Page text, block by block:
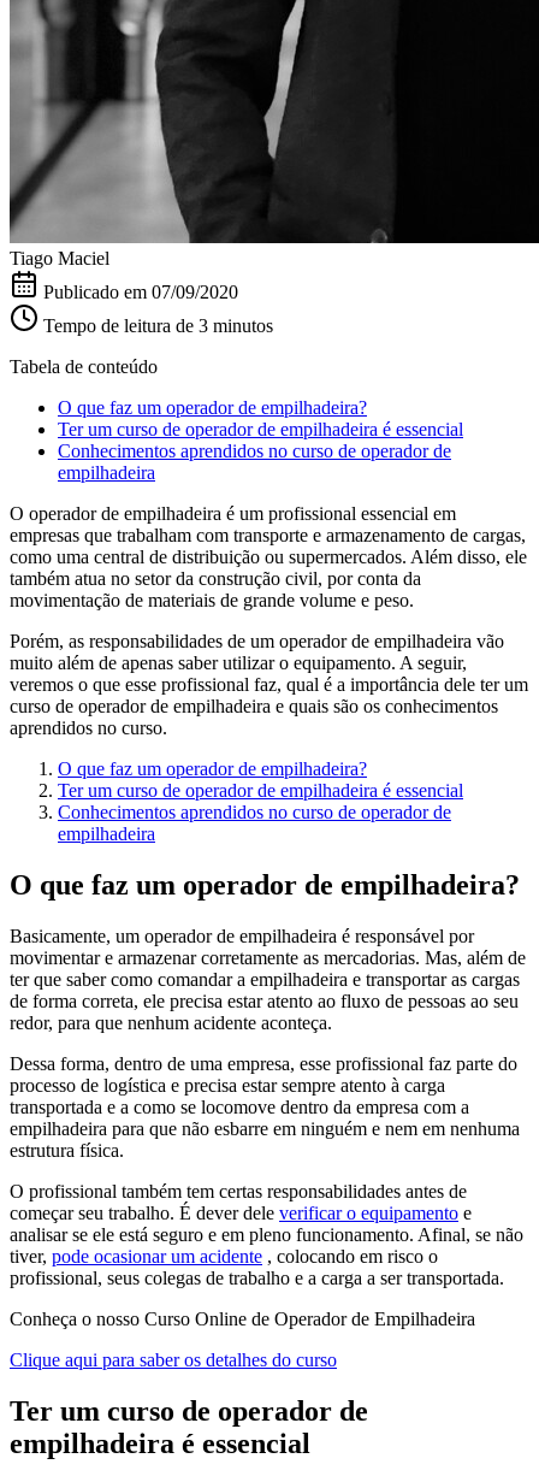
Tiago Maciel
Publicado em 07/09/2020
Tempo de leitura de 3 minutos
Tabela de conteúdo
O que faz um operador de empilhadeira?
Ter um curso de operador de empilhadeira é essencial
Conhecimentos aprendidos no curso de operador de
empilhadeira
O operador de empilhadeira é um profissional essencial em
empresas que trabalham com transporte e armazenamento de cargas,
como uma central de distribuição ou supermercados. Além disso, ele
também atua no setor da construção civil, por conta da
movimentação de materiais de grande volume e peso.
Porém, as responsabilidades de um operador de empilhadeira vão
muito além de apenas saber utilizar o equipamento. A seguir,
veremos o que esse profissional faz, qual é a importância dele ter um
curso de operador de empilhadeira e quais são os conhecimentos
aprendidos no curso.
O que faz um operador de empilhadeira?
Ter um curso de operador de empilhadeira é essencial
Conhecimentos aprendidos no curso de operador de
empilhadeira
O que faz um operador de empilhadeira?
Basicamente, um operador de empilhadeira é responsável por
movimentar e armazenar corretamente as mercadorias. Mas, além de
ter que saber como comandar a empilhadeira e transportar as cargas
de forma correta, ele precisa estar atento ao fluxo de pessoas ao seu
redor, para que nenhum acidente aconteça.
Dessa forma, dentro de uma empresa, esse profissional faz parte do
processo de logística e precisa estar sempre atento à carga
transportada e a como se locomove dentro da empresa com a
empilhadeira para que não esbarre em ninguém e nem em nenhuma
estrutura física.
O profissional também tem certas responsabilidades antes de
começar seu trabalho. É dever dele verificar o equipamento e
analisar se ele está seguro e em pleno funcionamento. Afinal, se não
tiver, pode ocasionar um acidente , colocando em risco o
profissional, seus colegas de trabalho e a carga a ser transportada.
Conheça o nosso Curso Online de Operador de Empilhadeira
Clique aqui para saber os detalhes do curso
Ter um curso de operador de
empilhadeira é essencial